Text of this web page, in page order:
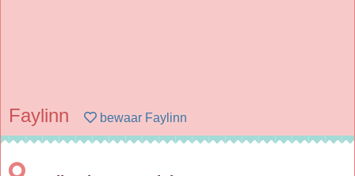
Faylinn bewaar Faylinn